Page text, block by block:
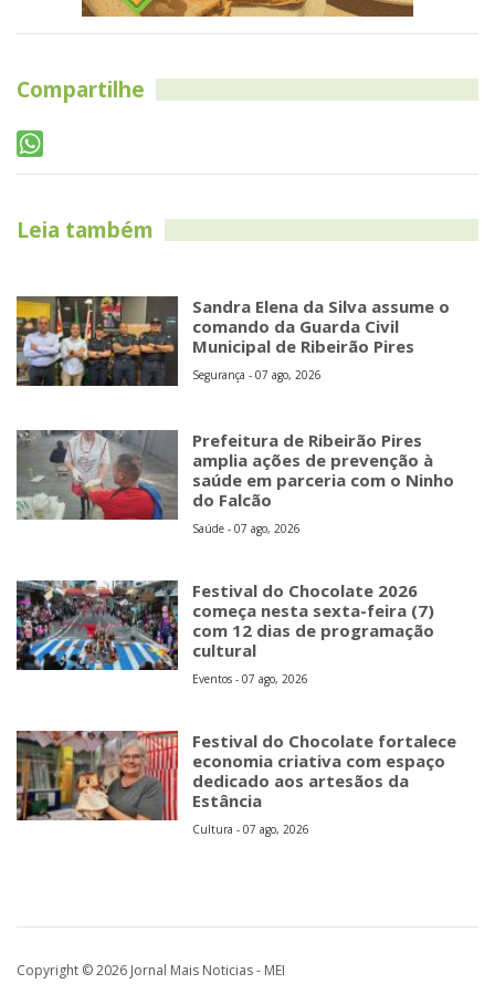
Compartilhe
Leia também
Sandra Elena da Silva assume o
comando da Guarda Civil
Municipal de Ribeirão Pires
Segurança - 07 ago, 2026
Prefeitura de Ribeirão Pires
amplia ações de prevenção à
saúde em parceria com o Ninho
do Falcão
Saúde - 07 ago, 2026
Festival do Chocolate 2026
começa nesta sexta-feira (7)
com 12 dias de programação
cultural
Eventos - 07 ago, 2026
Festival do Chocolate fortalece
economia criativa com espaço
dedicado aos artesãos da
Estância
Cultura - 07 ago, 2026
Copyright © 2026 Jornal Mais Noticias - MEI